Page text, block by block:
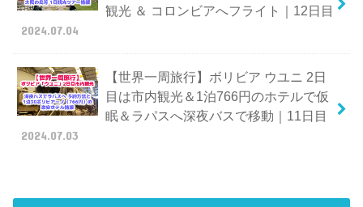
観光 ＆ コロンビアへフライト｜12日目
2024.07.04
【世界一周旅行】ボリビア ウユニ 2日
目は市内観光＆1泊766円のホテルで仮
眠＆ラパスへ深夜バスで移動｜11日目
2024.07.03